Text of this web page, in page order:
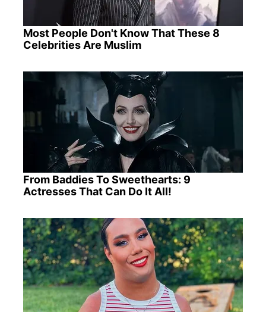
Most People Don't Know That These 8
Celebrities Are Muslim
From Baddies To Sweethearts: 9
Actresses That Can Do It All!